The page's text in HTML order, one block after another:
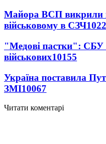
Майора ВСП викрили
військовому в СЗЧ
"Медові пастки": СБУ
військових10155
Україна поставила
ЗМІ10067
Читати коментарі